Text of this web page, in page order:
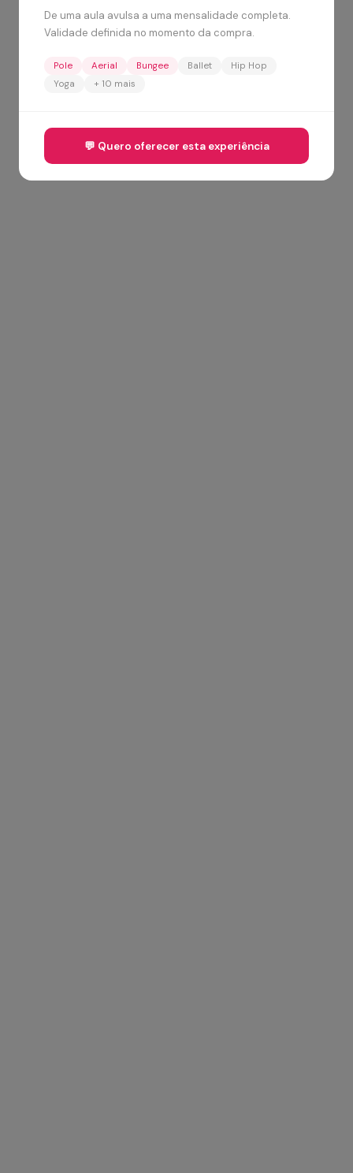
De uma aula avulsa a uma mensalidade completa.
Validade definida no momento da compra.
Pole Aerial Bungee Ballet
Hip Hop
Yoga
+ 10 mais
💬 Quero oferecer esta experiência